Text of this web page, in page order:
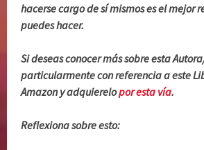
hacerse cargo de sí mismos es el mejor
puedes hacer.
Si deseas conocer más sobre esta
particularmente con referencia a este
Amazon y adquierelopor esta vía.
Reflexiona sobre esto: